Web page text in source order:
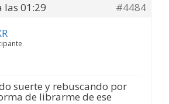
las 01:29
#4484
suerte y rebuscando por
de librarme de ese